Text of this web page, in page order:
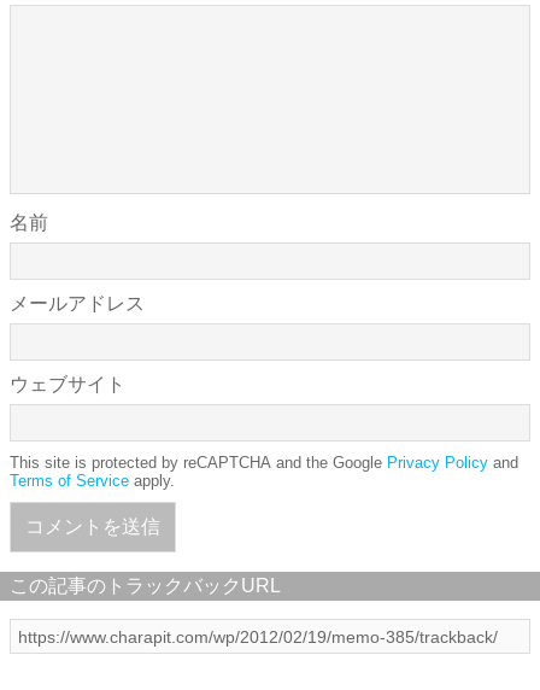
名前
メールアドレス
ウェブサイト
This site is protected by reCAPTCHA and the Google Privacy Policy and
Terms of Service apply.
この記事のトラックバックURL